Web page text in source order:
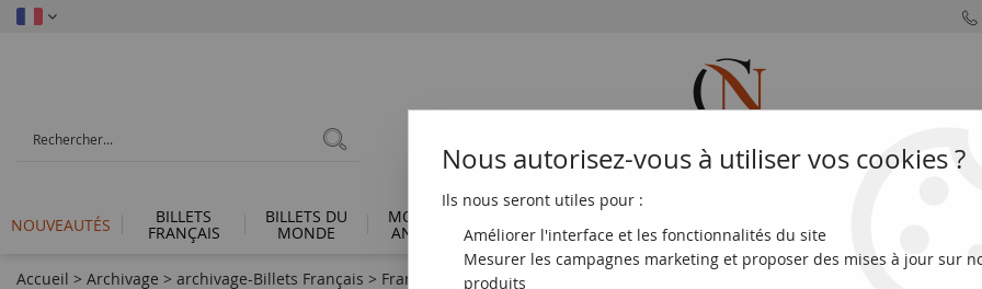
NOUVEAUTÉS BILLETS
FRANÇAIS
BILLETS DU
MONDE
MONNAIES
ANTIQUES FRANÇAISES DU MONDE EUROS
Accueil > Archivage > archivage-Billets Français > France 10 Francs Mineur - 26-11-1942 Série O.28
Nous autorisez-vous à utiliser vos cookies ?
Ils nous seront utiles pour :
Améliorer l'interface et les fonctionnalités du site
Mesurer les campagnes marketing et proposer des mises à jour sur
produits